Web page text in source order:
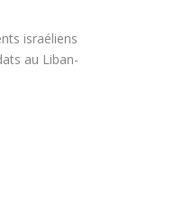
israéliens
au Liban-